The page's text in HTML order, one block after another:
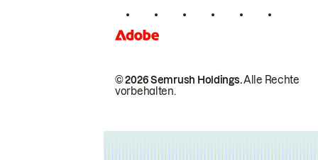
© 2026 Semrush Holdings.Alle Rechte
vorbehalten.